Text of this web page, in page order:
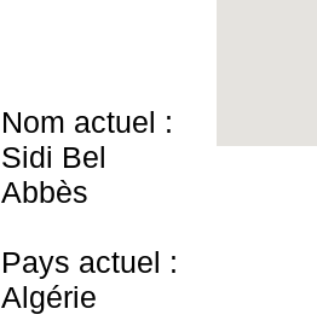
Nom actuel :
Sidi Bel
Abbès
Pays actuel :
Algérie